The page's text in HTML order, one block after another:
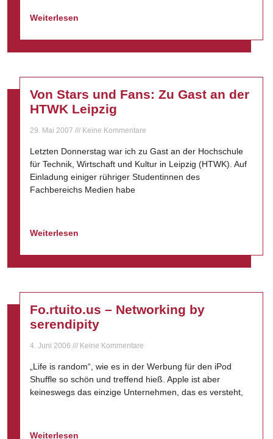
Weiterlesen
Von Stars und Fans: Zu Gast an der
HTWK Leipzig
29. Mai 2007 Keine Kommentare
Letzten Donnerstag war ich zu Gast an der Hochschule
für Technik, Wirtschaft und Kultur in Leipzig (HTWK). Auf
Einladung einiger rühriger Studentinnen des
Fachbereichs Medien habe
Weiterlesen
Fo.rtuito.us – Networking by
serendipity
4. Juni 2006 Keine Kommentare
„Life is random“, wie es in der Werbung für den iPod
Shuffle so schön und treffend hieß. Apple ist aber
keineswegs das einzige Unternehmen, das es versteht,
Weiterlesen